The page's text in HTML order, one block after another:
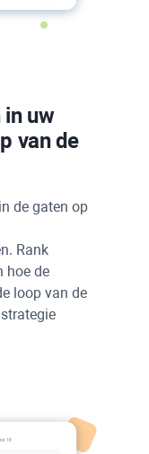
in uw
van de
de gaten op
Rank
hoe de
loop van de